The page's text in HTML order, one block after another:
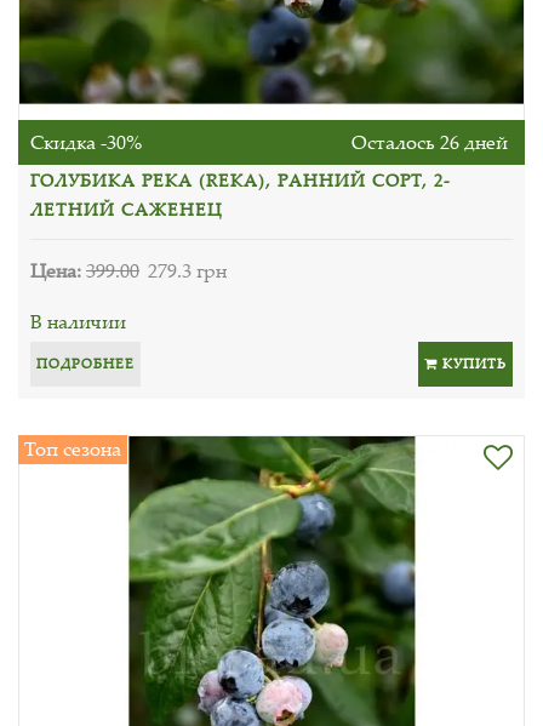
Скидка -30% Осталось 26 дней
ГОЛУБИКА РЕКА (REKA), РАННИЙ СОРТ, 2-
ЛЕТНИЙ САЖЕНЕЦ
Цена:399.00 279.3 грн
В наличии
ПОДРОБНЕЕ КУПИТЬ
Топ сезона